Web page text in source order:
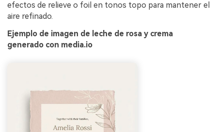
efectos de relieve o foil en tonos topo para mantener el
aire refinado.
Ejemplo de imagen de leche de rosa y crema
generado con media.io